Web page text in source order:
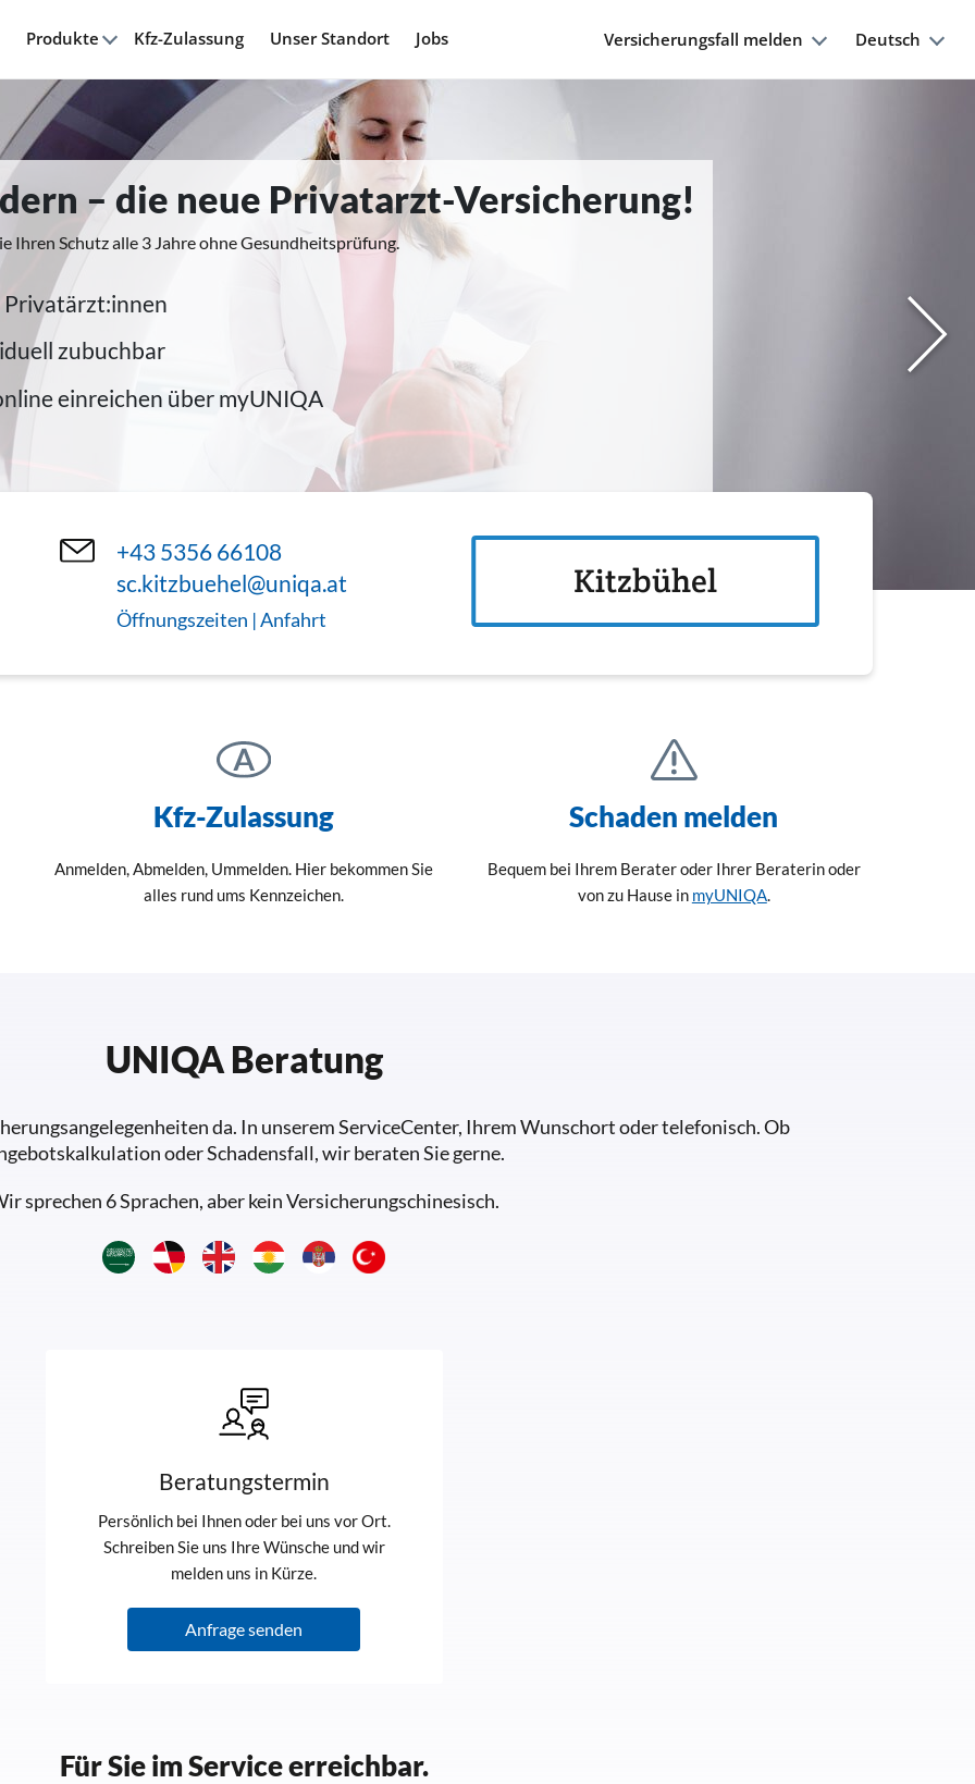
Produkte Kfz-Zulassung Unser Standort Jobs Versicherungsfall melden Deutsch
– die neue Privatarzt-Versicherung!
Ihren Schutz alle 3 Jahre ohne Gesundheitsprüfung.
Privatärzt:innen
zubuchbar
einreichen über myUNIQA
+43 5356 66108
sc.kitzbuehel@uniqa.at
Öffnungszeiten | Anfahrt
Kitzbühel
Kfz-Zulassung
Anmelden, Abmelden, Ummelden. Hier bekommen Sie
alles rund ums Kennzeichen.
Schaden melden
Bequem bei Ihrem Berater oder Ihrer Beraterin oder
von zu Hause in myUNIQA.
UNIQA Beratung
da. In unserem ServiceCenter, Ihrem Wunschort oder telefonisch. Ob
oder Schadensfall, wir beraten Sie gerne.
sprechen 6 Sprachen, aber kein Versicherungschinesisch.
Beratungstermin
Persönlich bei Ihnen oder bei uns vor Ort.
Schreiben Sie uns Ihre Wünsche und wir
melden uns in Kürze.
Anfrage senden
Für Sie im Service erreichbar.